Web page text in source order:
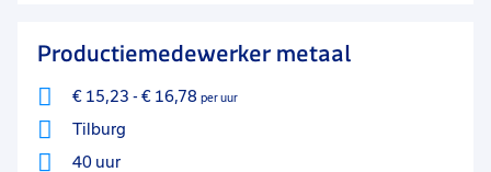
Productiemedewerker metaal
€ 15,23 - € 16,78 per uur
Tilburg
40 uur